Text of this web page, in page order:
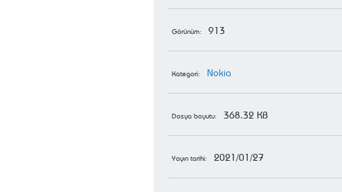
Görünüm: 913
Kategori: Nokia
Dosya boyutu: 368.32 KB
Yayın tarihi: 2021/01/27